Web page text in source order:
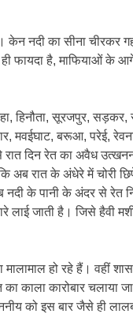
नदी का सीना चीरकर
फायदा है, माफियाओं के
हिनौता, सूरजपुर, सड़कर,
मवईघाट, बरूआ, परेई,
से रात दिन रेत का अवैध
अब रात के अंधेरे में चोरी
नदी के पानी के अंदर से रेत
लाई जाती है। जिसे हैवी
हो रहे हैं। वहीं
काला कारोबार चलाया जा
को इस बार जैसे ही